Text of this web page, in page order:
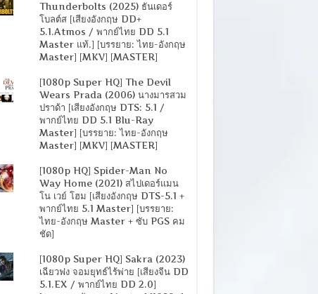
Thunderbolts (2025) ธันเดอร์
โบลต์ส [เสียงอังกฤษ DD+
5.1.Atmos / พากย์ไทย DD 5.1
Master แท้.] [บรรยาย: ไทย-อังกฤษ
Master] [MKV] [MASTER]
[1080p Super HQ] The Devil
Wears Prada (2006) นางมารสวม
ปราด้า [เสียงอังกฤษ DTS: 5.1 /
พากย์ไทย DD 5.1 Blu-Ray
Master] [บรรยาย: ไทย-อังกฤษ
Master] [MKV] [MASTER]
[1080p HQ] Spider-Man No
Way Home (2021) สไปเดอร์แมน
โน เวย์ โฮม [เสียงอังกฤษ DTS-5.1 +
พากย์ไทย 5.1 Master] [บรรยาย:
ไทย-อังกฤษ Master + ซับ PGS คม
ชัด]
[1080p Super HQ] Sakra (2023)
เฉียวฟง จอมยุทธ์ไร้พ่าย [เสียงจีน DD
5.1.EX / พากย์ไทย DD 2.0]